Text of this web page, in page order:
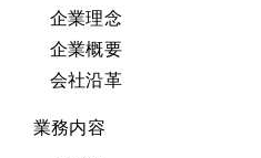
企業理念
企業概要
会社沿革
業務内容